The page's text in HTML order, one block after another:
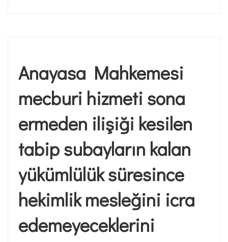
Anayasa Mahkemesi
mecburi hizmeti sona
ermeden ilişiği kesilen
tabip subayların kalan
yükümlülük süresince
hekimlik mesleğini icra
edemeyeceklerini